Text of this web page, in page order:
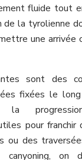
fluide tout
de la tyrolienne
une arrivée
sont des
fixées le long
la
pour
ou des
canyoning, on